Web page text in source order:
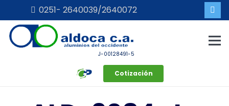
0251- 2640039/2640072
J-00128491-5
Cotización